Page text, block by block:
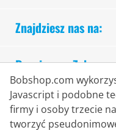
Znajdziesz nas na:
Bezpieczne Zakupy
Bobshop.com
Javascript i podobne
firmy i osoby trzecie
tworzyć